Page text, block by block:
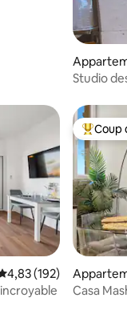
Cannes
Studio
appréciés
moyenne
4,83 (192)
Coups
Coup
Cap-d'Ail
Casa